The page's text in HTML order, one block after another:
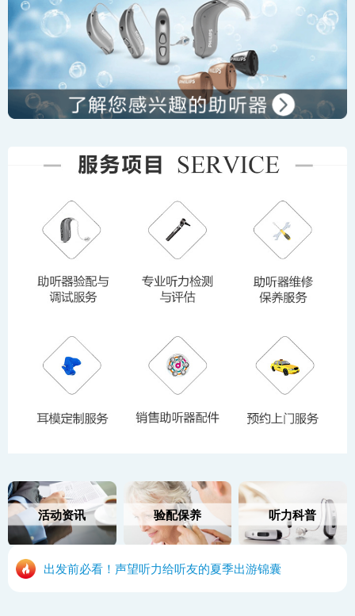
活动资讯 验配保养 听力科普
出发前必看！声望听力给听友的夏季出游锦囊